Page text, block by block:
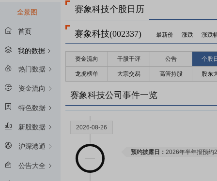
全景图
首页
我的数据
热门数据
资金流向
特色数据
新股数据
沪深港通
公告大全
赛象科技个股日历
赛象科技(002337) 最新价 - 涨跌 - 涨跌
资金流向 千股千评 公告 个股
龙虎榜单 大宗交易 高管持股 股东
赛象科技公司事件一览
2026-08-26
预约披露日： 2026年半年报预约